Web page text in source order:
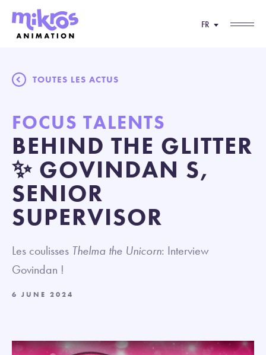
FR
TOUTES LES ACTUS
FOCUS TALENTS
BEHIND THE GLITTER
✨ GOVINDAN S,
SENIOR
SUPERVISOR
Les coulisses Thelma the Unicorn: Interview
Govindan !
6 JUNE 2024